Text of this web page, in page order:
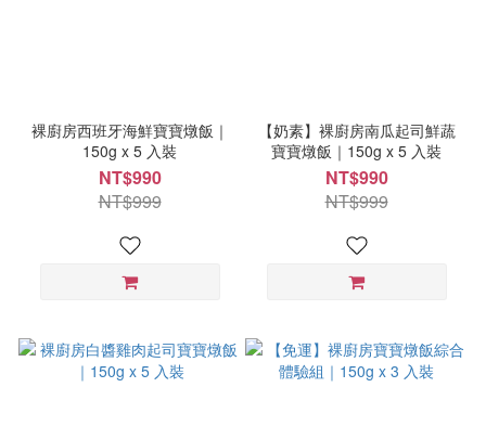
裸廚房西班牙海鮮寶寶燉飯｜
150g x 5 入裝
NT$990
NT$999
【奶素】裸廚房南瓜起司鮮蔬
寶寶燉飯｜150g x 5 入裝
NT$990
NT$999